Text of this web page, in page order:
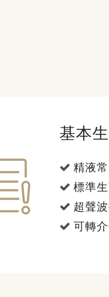
基本
精液
標準
超聲
可轉